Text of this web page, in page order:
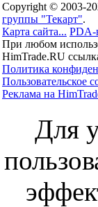
Copyright © 2003-
группы "Текарт".
Карта сайта... PDA-
При любом
HimTrade.RU
Политика
Пользовательское
Реклама на
Для